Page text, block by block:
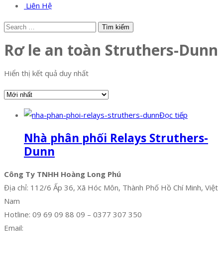
Liên Hệ
Rơ le an toàn Struthers-Dunn
Hiển thị kết quả duy nhất
Đọc tiếp
Nhà phân phối Relays Struthers-
Dunn
Công Ty TNHH Hoàng Long Phú
Địa chỉ: 112/6 Ấp 36, Xã Hóc Môn, Thành Phố Hồ Chí Minh, Việt
Nam
Hotline: 09 69 09 88 09 – 0377 307 350
Email: